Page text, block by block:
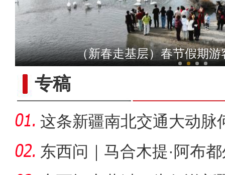
【与你为邻】巴基斯坦珠宝
（新春走基层）春节假期游
专稿
这条新疆南北交通大动脉
度”？
东西问｜马合木提·阿布